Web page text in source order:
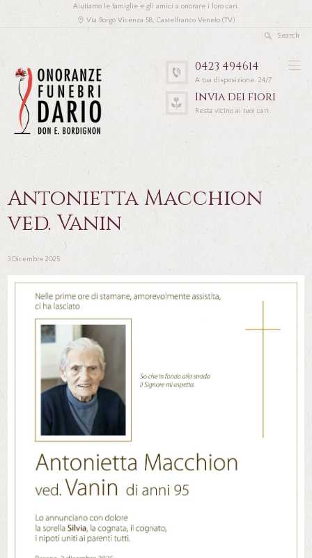
Aiutiamo le famiglie e gli amici a onorare i loro cari.
Via Borgo Vicenza 58, Castelfranco Veneto (TV)
0423 494614
A tua disposizione. 24/7
Invia dei fiori
Resta vicino ai tuoi cari.
Antonietta Macchion
ved. Vanin
3 Dicembre 2025